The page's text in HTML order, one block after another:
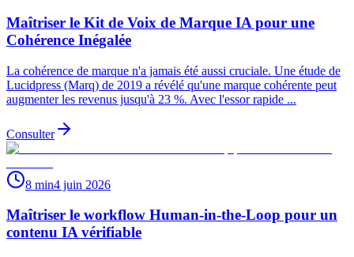
Maîtriser le Kit de Voix de Marque IA pour une
Cohérence Inégalée
La cohérence de marque n'a jamais été aussi cruciale. Une étude de
Lucidpress (Marq) de 2019 a révélé qu'une marque cohérente peut
augmenter les revenus jusqu'à 23 %. Avec l'essor rapide ...
Consulter
8 min4 juin 2026
Maîtriser le workflow Human-in-the-Loop pour un
contenu IA vérifiable